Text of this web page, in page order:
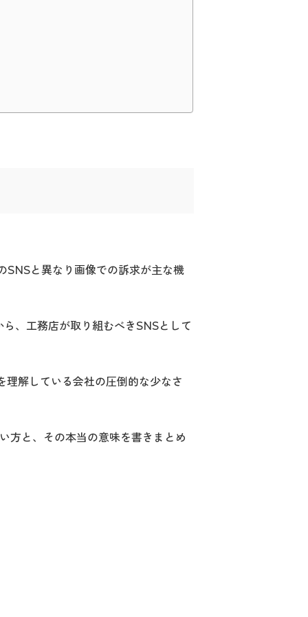
と異なり画像での訴求が主な機
、工務店が取り組むべきSNSとして
解している会社の圧倒的な少なさ
と、その本当の意味を書きまとめ